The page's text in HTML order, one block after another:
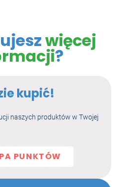
więcej
?
kupić!
naszych produktów w Twojej
PUNKTÓW